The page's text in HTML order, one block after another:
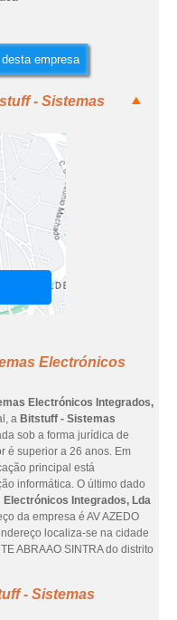
empresa
- Sistemas
Electrónicos
Electrónicos Integrados,
a Bitstuff - Sistemas
sob a forma jurídica de
é superior a 26 anos. Em
principal está
informática. O último dado
Integrados, Lda
da empresa é AV AZEDO
localiza-se na cidade
ABRAAO SINTRA do distrito
- Sistemas